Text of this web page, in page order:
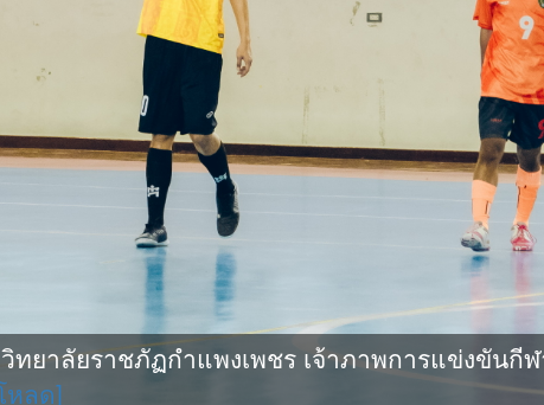
ยาลัยราชภัฏกำแพงเพชร เจ้าภาพการแข่งขันกี
หลด]